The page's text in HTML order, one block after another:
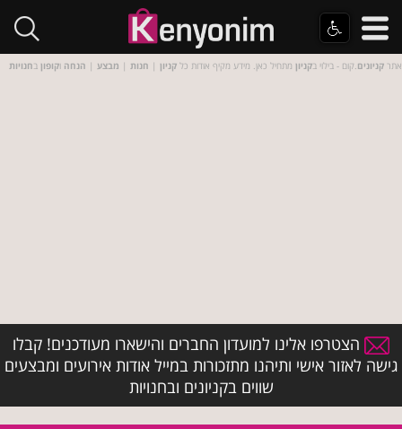
אתר קניונים.קום - בילוי בקניון מתחיל כאן. מידע מקיף אודות כל קניון | חנות | מבצע | הנחה וקופון בחנויות
הצטרפו אלינו למועדון החברים והישארו מעודכנים! קבלו
גישה לאזור אישי ותיהנו מתזכורות במייל אודות אירועים ומבצעים
שווים בקניונים ובחנויות